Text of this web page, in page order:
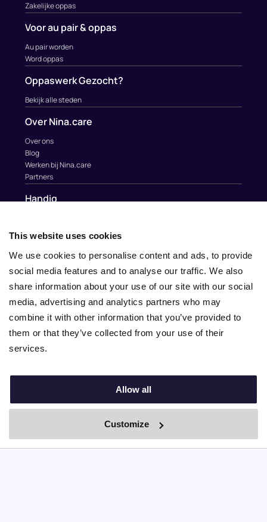
This website uses cookies
We use cookies to personalise content and ads, to provide
social media features and to analyse our traffic. We also
share information about your use of our site with our social
media, advertising and analytics partners who may
combine it with other information that you’ve provided to
them or that they’ve collected from your use of their
services.
Allow all
Customize
Zakelijke oppas
Voor au pair & oppas
Au pair worden
Word oppas
Oppaswerk Gezocht?
Bekijk alle steden
Over Nina.care
Over ons
Blog
Werken bij Nina.care
Partners
Handig
Au Pairs & Familie Stichting
Contact
info@nina.care
© 2010 – 2025 Nina.care –General Terms and Conditions
By Boei